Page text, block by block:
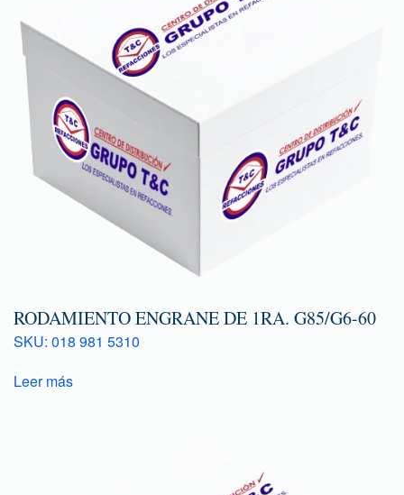
RODAMIENTO ENGRANE DE 1RA. G85/G6-60
SKU: 018 981 5310
Leer más